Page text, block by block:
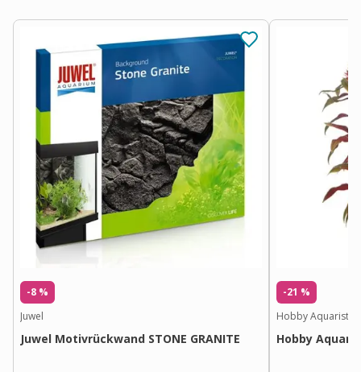
-8 %
Juwel
Juwel Motivrückwand STONE GRANITE
-21 %
Hobby Aquaristik
Hobby